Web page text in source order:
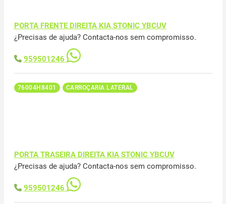
PORTA FRENTE DIREITA KIA STONIC YBCUV
¿Precisas de ajuda? Contacta-nos sem compromisso.
959501246
76004H8401 CARROÇARIA LATERAL
PORTA TRASEIRA DIREITA KIA STONIC YBCUV
¿Precisas de ajuda? Contacta-nos sem compromisso.
959501246